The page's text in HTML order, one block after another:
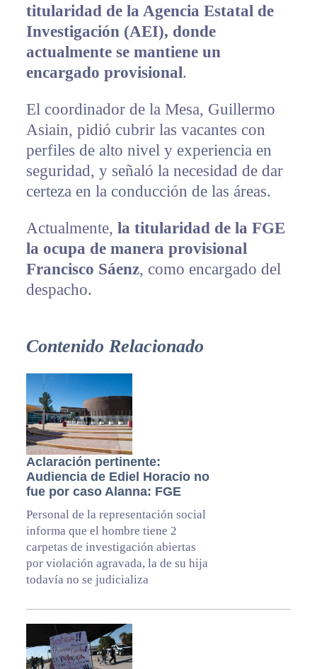
titularidad de la Agencia Estatal de
Investigación (AEI), donde
actualmente se mantiene un
encargado provisional.
El coordinador de la Mesa, Guillermo
Asiain, pidió cubrir las vacantes con
perfiles de alto nivel y experiencia en
seguridad, y señaló la necesidad de dar
certeza en la conducción de las áreas.
Actualmente, la titularidad de la FGE
la ocupa de manera provisional
Francisco Sáenz, como encargado del
despacho.
Contenido Relacionado
Aclaración pertinente:
Audiencia de Ediel Horacio no
fue por caso Alanna: FGE
Personal de la representación social
informa que el hombre tiene 2
carpetas de investigación abiertas
por violación agravada, la de su hija
todavía no se judicializa